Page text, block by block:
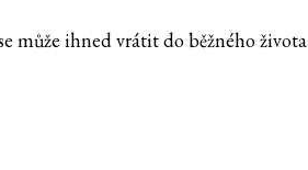
může ihned vrátit do běžného života